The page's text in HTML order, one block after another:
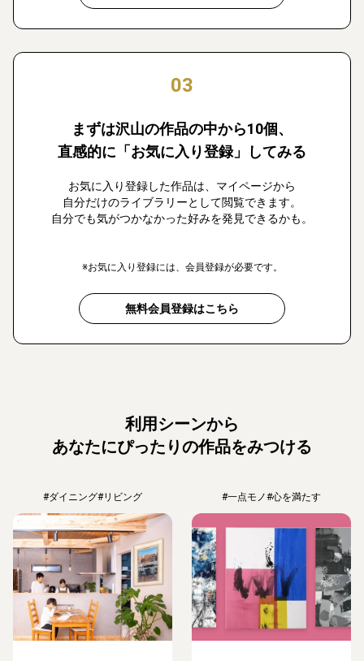
03
まずは沢山の作品の中から10個、
直感的に「お気に入り登録」してみる
お気に入り登録した作品は、マイページから
自分だけのライブラリーとして閲覧できます。
自分でも気がつかなかった好みを発見できるかも。
※お気に入り登録には、会員登録が必要です。
無料会員登録はこちら
利用シーンから
あなたにぴったりの作品をみつける
#ダイニング#リビング #一点モノ#心を満たす